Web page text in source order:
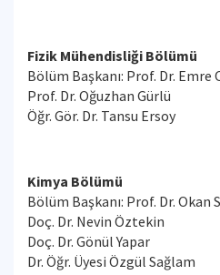
Fizik Mühendisliği Bölümü
Bölüm Başkanı: Prof. Dr. Emre
Prof. Dr. Oğuzhan Gürlü
Öğr. Gör. Dr. Tansu Ersoy
Kimya Bölümü
Bölüm Başkanı: Prof. Dr. Okan
Doç. Dr. Nevin Öztekin
Doç. Dr. Gönül Yapar
Dr. Öğr. Üyesi Özgül Sağlam